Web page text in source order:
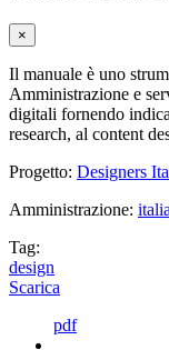
×
Il manuale è uno
Amministrazione e
digitali fornendo
research, al content
Progetto: Designers
Amministrazione: italia
Tag:
design
Scarica
pdf